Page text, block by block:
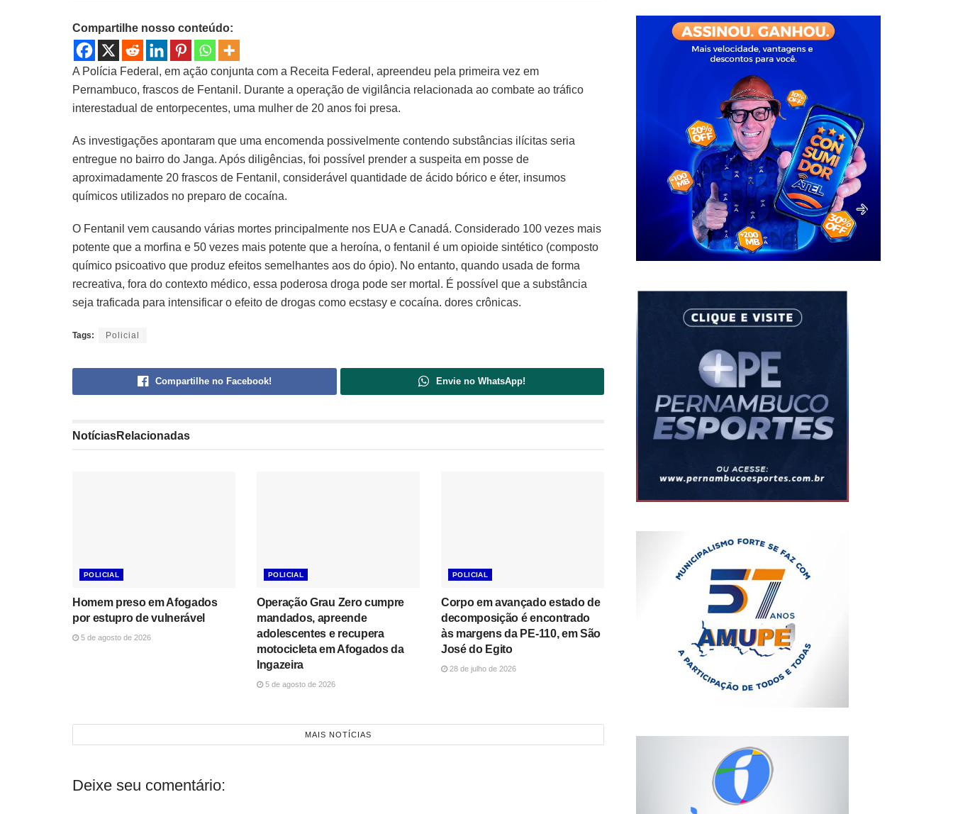
Compartilhe nosso conteúdo:
A Polícia Federal, em ação conjunta com a Receita Federal, apreendeu pela primeira vez em
Pernambuco, frascos de Fentanil. Durante a operação de vigilância relacionada ao combate ao tráfico
interestadual de entorpecentes, uma mulher de 20 anos foi presa.
As investigações apontaram que uma encomenda possivelmente contendo substâncias ilícitas seria
entregue no bairro do Janga. Após diligências, foi possível prender a suspeita em posse de
aproximadamente 20 frascos de Fentanil, considerável quantidade de ácido bórico e éter, insumos
químicos utilizados no preparo de cocaína.
O Fentanil vem causando várias mortes principalmente nos EUA e Canadá. Considerado 100 vezes mais
potente que a morfina e 50 vezes mais potente que a heroína, o fentanil é um opioide sintético (composto
químico psicoativo que produz efeitos semelhantes aos do ópio). No entanto, quando usada de forma
recreativa, fora do contexto médico, essa poderosa droga pode ser mortal. É possível que a substância
seja traficada para intensificar o efeito de drogas como ecstasy e cocaína. dores crônicas.
Tags: Policial
Compartilhe no Facebook! Envie no WhatsApp!
NotíciasRelacionadas
POLICIAL
Homem preso em Afogados
por estupro de vulnerável
5 de agosto de 2026
POLICIAL
Operação Grau Zero cumpre
mandados, apreende
adolescentes e recupera
motocicleta em Afogados da
Ingazeira
5 de agosto de 2026
POLICIAL
Corpo em avançado estado de
decomposição é encontrado
às margens da PE-110, em São
José do Egito
28 de julho de 2026
MAIS NOTÍCIAS
Deixe seu comentário: